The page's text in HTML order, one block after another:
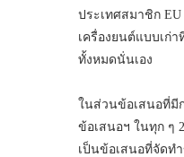
ประเทศสมาชิก
เครื่องยนต์แบบเก่
ทั้งหมดนั่นเอง
ในส่วนข้อเสนอที่มี
ข้อเสนอฯ ในทุก ๆ
เป็นข้อเสนอที่จัดท